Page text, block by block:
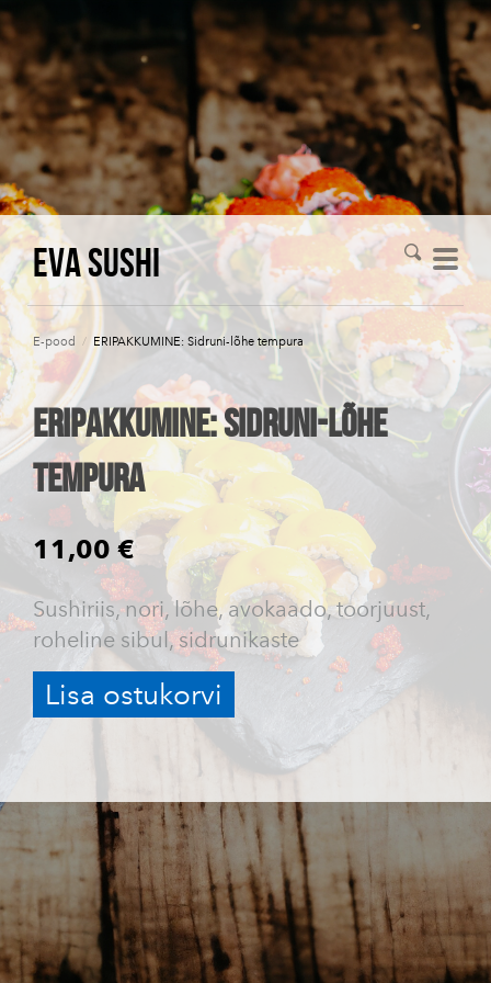
Eva Sushi
E-pood / ERIPAKKUMINE: Sidruni-lõhe tempura
ERIPAKKUMINE: Sidruni-lõhe
tempura
11,00 €
Sushiriis, nori, lõhe, avokaado, toorjuust,
roheline sibul, sidrunikaste
Lisa ostukorvi